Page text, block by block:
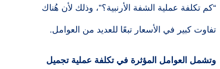
“كم تكلفة عملية الشفة الأرنبية؟”، وذلك لأن هُناك
تفاوت كبير في الأسعار تبعًا للعديد من العوامل.
وتشمل العوامل المؤثرة في تكلفة عملية تجميل